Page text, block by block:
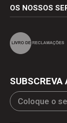
OS NOSSOS
SUBSCREVA